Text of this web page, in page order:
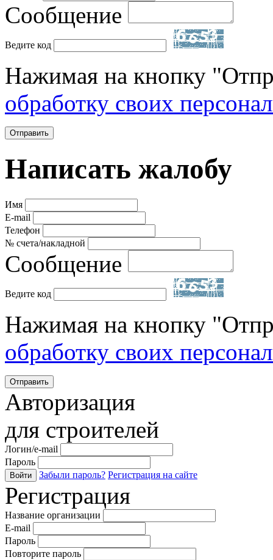
Сообщение
Ведите код
Нажимая на кнопку
обработку своих
Отправить
Написать жалобу
Имя
E-mail
Телефон
№ счета/накладной
Сообщение
Ведите код
Нажимая на кнопку
обработку своих
Отправить
Авторизация
для строителей
Логин/e-mail
Пароль
Войти Забыли пароль? Регистрация на сайте
Регистрация
Название организации
E-mail
Пароль
Повторите пароль